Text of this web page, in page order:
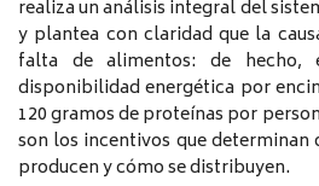
realiza un análisis integral del
y plantea con claridad que la
falta de alimentos: de
disponibilidad energética por
120 gramos de proteínas por
son los incentivos que
producen y cómo se distribuyen.